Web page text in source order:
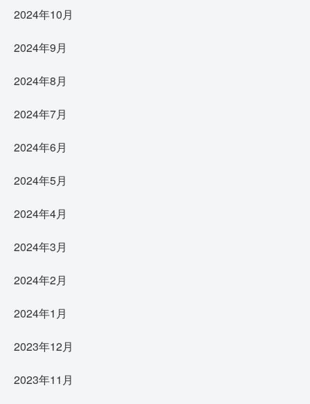
2024年10月
2024年9月
2024年8月
2024年7月
2024年6月
2024年5月
2024年4月
2024年3月
2024年2月
2024年1月
2023年12月
2023年11月